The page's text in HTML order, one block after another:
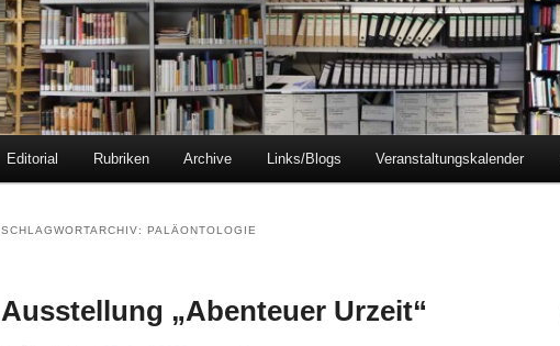
Zum
springen
Zum
springen
Editorial Rubriken Archive Links/Blogs Veranstaltungskalender
SCHLAGWORTARCHIV:PALÄONTOLOGIE
Ausstellung „Abenteuer Urzeit“